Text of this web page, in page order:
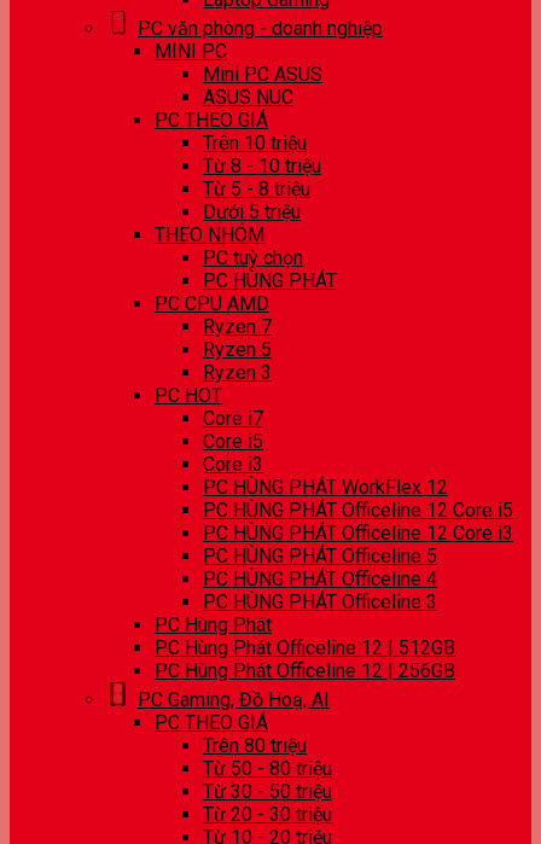
PC văn phòng - doanh nghiệp
MINI PC
Mini PC ASUS
ASUS NUC
PC THEO GIÁ
Trên 10 triệu
Từ 8 - 10 triệu
Từ 5 - 8 triệu
Dưới 5 triệu
THEO NHÓM
PC tuỳ chọn
PC HÙNG PHÁT
PC CPU AMD
Ryzen 7
Ryzen 5
Ryzen 3
PC HOT
Core i7
Core i5
Core i3
PC HÙNG PHÁT WorkFlex 12
PC HÙNG PHÁT Officeline 12 Core i5
PC HÙNG PHÁT Officeline 12 Core i3
PC HÙNG PHÁT Officeline 5
PC HÙNG PHÁT Officeline 4
PC HÙNG PHÁT Officeline 3
PC Hùng Phát
PC Hùng Phát Officeline 12 | 512GB
PC Hùng Phát Officeline 12 | 256GB
PC Gaming, Đồ Hoạ, AI
PC THEO GIÁ
Trên 80 triệu
Từ 50 - 80 triệu
Từ 30 - 50 triệu
Từ 20 - 30 triệu
Từ 10 - 20 triệu